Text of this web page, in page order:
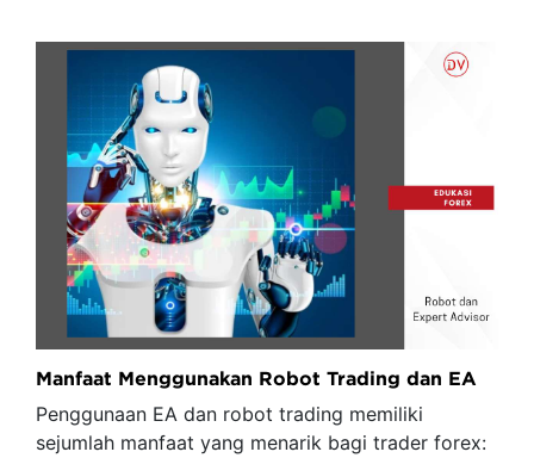
Manfaat Menggunakan Robot Trading dan EA
Penggunaan EA dan robot trading memiliki
sejumlah manfaat yang menarik bagi trader forex: